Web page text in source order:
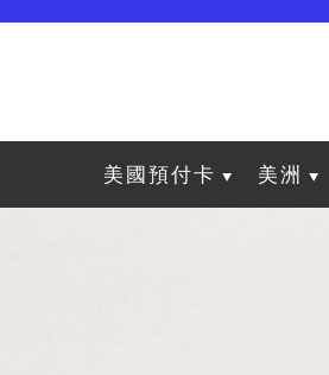
美國預付卡 美洲